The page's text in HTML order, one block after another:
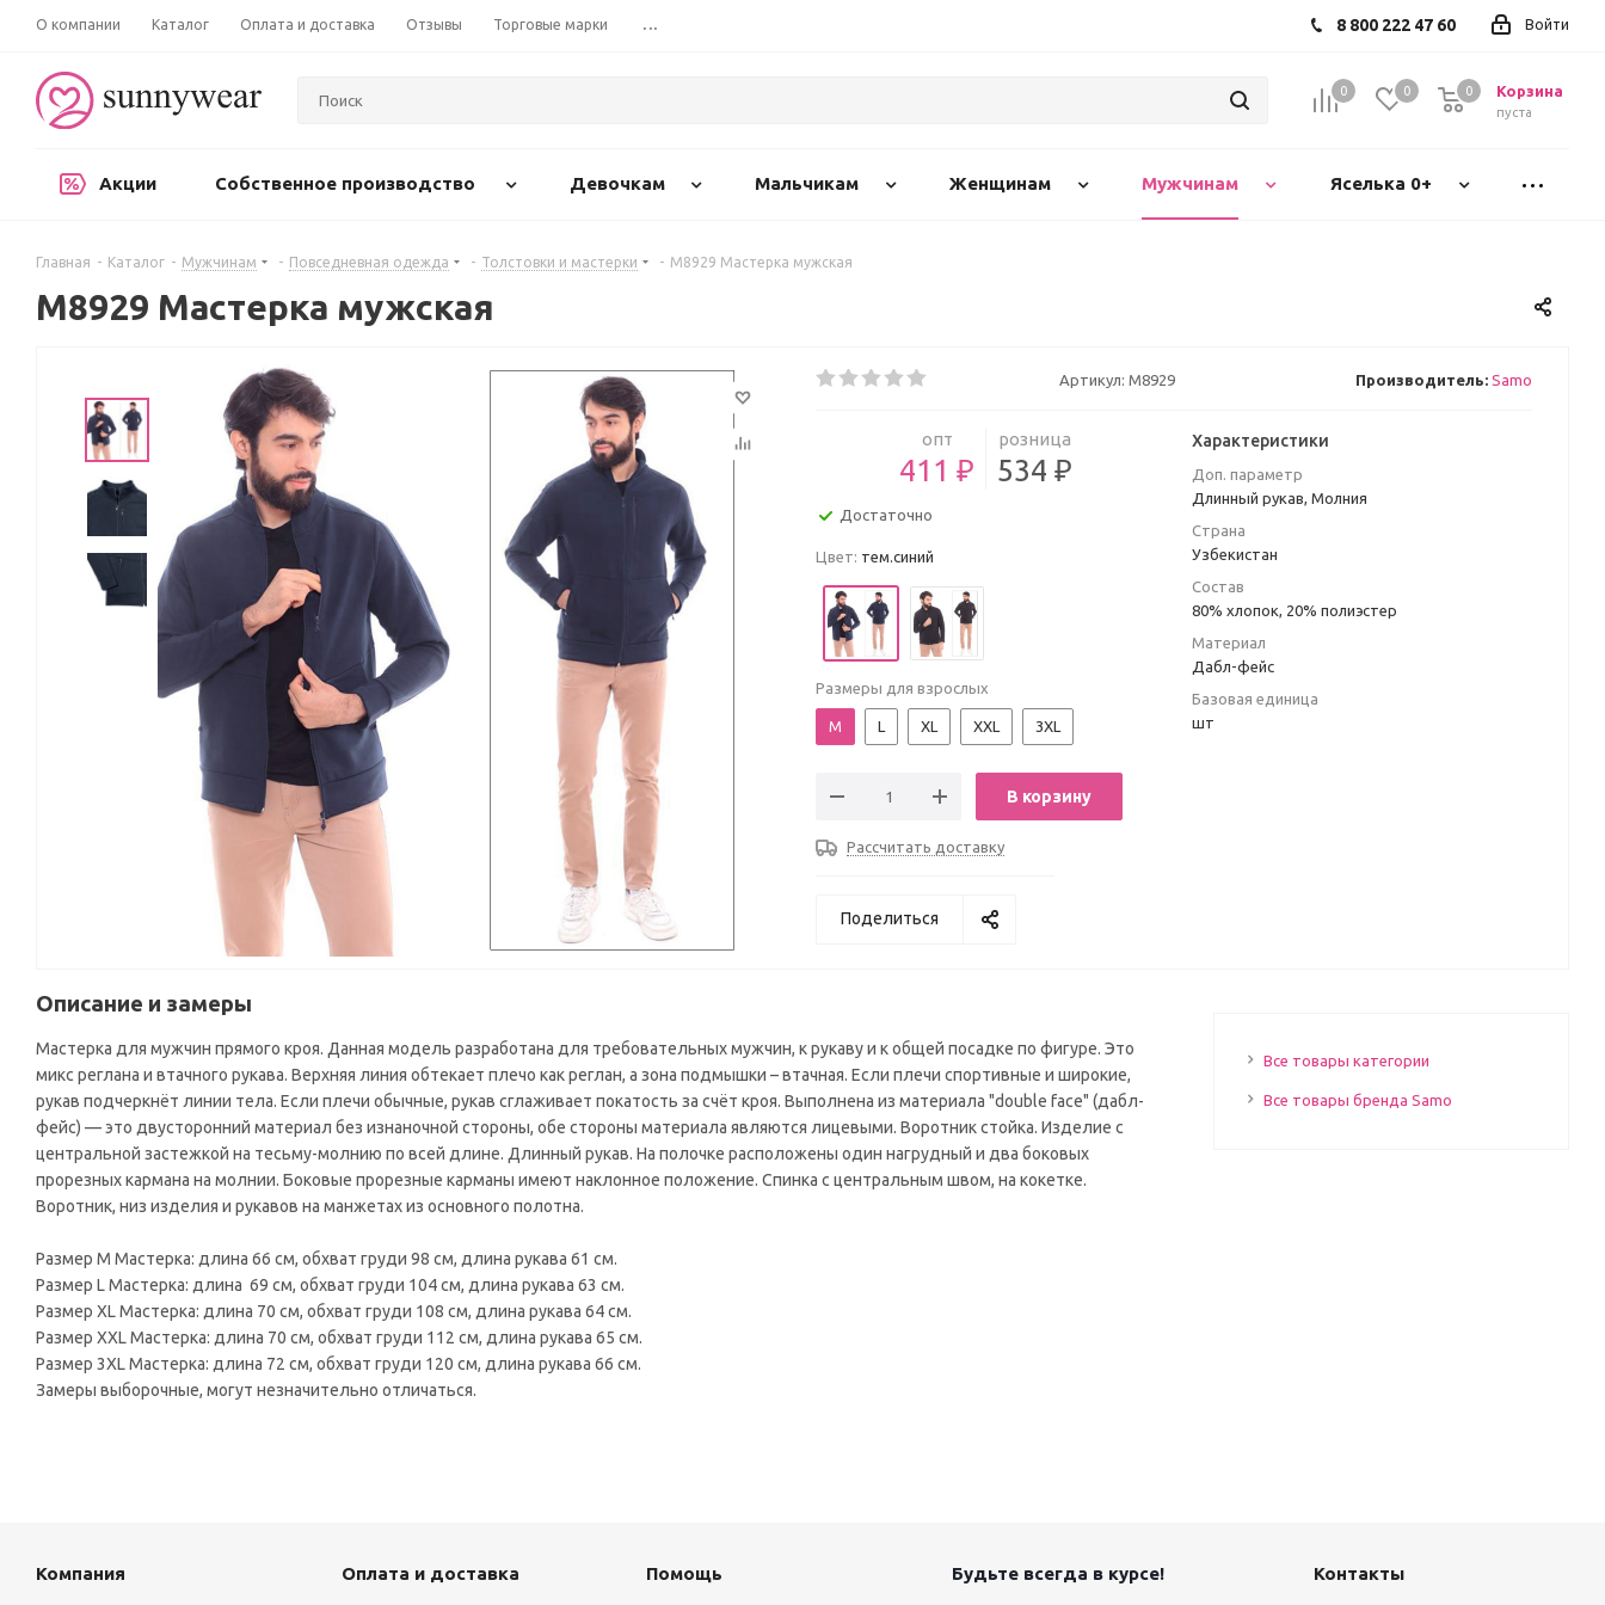
О компании Каталог Оплата и доставка Отзывы Торговые марки ... Войти
8 800 222 47 60
0 0 Корзина
пуста
0
Акции Собственное производство Девочкам Мальчикам Женщинам Мужчинам Яселька 0+
Главная - Каталог - Мужчинам - Повседневная одежда - Толстовки и мастерки - М8929 Мастерка мужская
М8929 Мастерка мужская
Артикул: М8929 Производитель: Samo
опт
411 ₽
розница
534 ₽
Достаточно
Цвет: тем.синий
Размеры для взрослых
M L XL XXL 3XL
В корзину
Рассчитать доставку
Характеристики
Доп. параметр
Длинный рукав, Молния
Страна
Узбекистан
Состав
80% хлопок, 20% полиэстер
Материал
Дабл-фейс
Базовая единица
шт
Поделиться
Описание и замеры
Мастерка для мужчин прямого кроя. Данная модель разработана для требовательных мужчин, к рукаву и к общей посадке по фигуре. Это
микс реглана и втачного рукава. Верхняя линия обтекает плечо как реглан, а зона подмышки – втачная. Если плечи спортивные и широкие,
рукав подчеркнёт линии тела. Если плечи обычные, рукав сглаживает покатость за счёт кроя. Выполнена из материала "double face" (дабл-
фейс) — это двусторонний материал без изнаночной стороны, обе стороны материала являются лицевыми. Воротник стойка. Изделие с
центральной застежкой на тесьму-молнию по всей длине. Длинный рукав. На полочке расположены один нагрудный и два боковых
прорезных кармана на молнии. Боковые прорезные карманы имеют наклонное положение. Спинка с центральным швом, на кокетке.
Воротник, низ изделия и рукавов на манжетах из основного полотна.
Размер M Мастерка: длина 66 см, обхват груди 98 см, длина рукава 61 см.
Размер L Мастерка: длина 69 см, обхват груди 104 см, длина рукава 63 см.
Размер ХL Мастерка: длина 70 см, обхват груди 108 см, длина рукава 64 см.
Размер ХХL Мастерка: длина 70 см, обхват груди 112 см, длина рукава 65 см.
Размер 3ХL Мастерка: длина 72 см, обхват груди 120 см, длина рукава 66 см.
Замеры выборочные, могут незначительно отличаться.
Все товары категории
Все товары бренда Samo
Компания Оплата и доставка Помощь Будьте всегда в курсе! Контакты